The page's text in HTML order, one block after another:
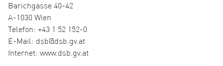
Barichgasse 40-42
A-1030 Wien
Telefon: +43 1 52 152-0
E-Mail: dsb@dsb.gv.at
Internet: www.dsb.gv.at